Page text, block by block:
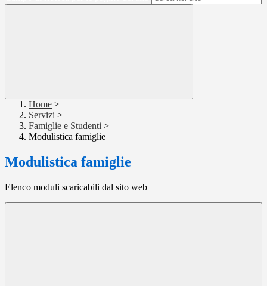
Home >
Servizi >
Famiglie e Studenti >
Modulistica famiglie
Modulistica famiglie
Elenco moduli scaricabili dal sito web